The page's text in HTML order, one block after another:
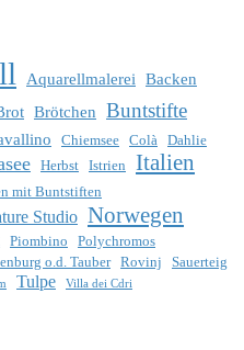
Aquarellmalerei Backen
Brötchen Buntstifte
Chiemsee Colà Dahlie
Herbst Istrien Italien
mit Buntstiften
Studio Norwegen
Piombino
Polychromos
o.d. Tauber Rovinj
Sauerteig
Tulpe Villa dei Cdri